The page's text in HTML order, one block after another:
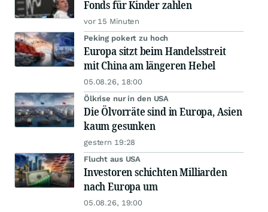
Fonds für Kinder zahlen
vor 15 Minuten
Peking pokert zu hoch
Europa sitzt beim Handelsstreit
mit China am längeren Hebel
05.08.26, 18:00
Ölkrise nur in den USA
Die Ölvorräte sind in Europa, Asien
kaum gesunken
gestern 19:28
Flucht aus USA
Investoren schichten Milliarden
nach Europa um
05.08.26, 19:00